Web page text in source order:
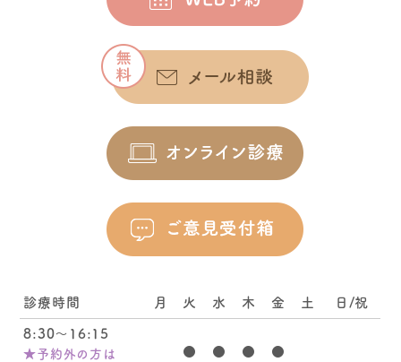
診療時間 月 火 水 木 金 土 日/祝
8:30～16:15
★予約外の方は
● ● ● ●